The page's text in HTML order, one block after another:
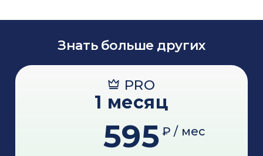
Знать больше других
PRO
1 месяц
595 ₽ / мес